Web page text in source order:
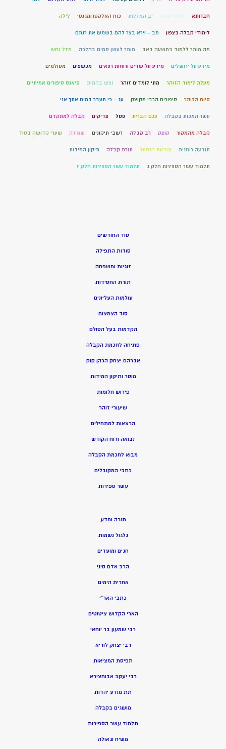
חברותא חומר וצורה יב המזלות כוח האלקטרומגנטי לילה
לימודי קבלה בצפון מב – וירא בצר להם בשמעו את רנתם
מה מותר ללמוד בתשעה באב מותר לעשן סמים בהלכה מזל נחש
מידע על ירושלים מידע על שדים ורוחות רפאים מכשפים מסולמים
מעלת לימוד הזוהר מתי לומדים זוהר נפש בהמית סיאנס סיפורים אמיתיים
סיום הזוהר סיפורים הרבי מקוצק עג – כי תעבר במים אתך אני
עשר המכות בקבלה פגם הברית פסל צדיקים קבלה למתקדם
קבלה מהמקור קוצק רב קבלה רשבי תיקונים שמירה שערי קדושה בסוד
תודעה רוחנית תודעת הנסתר תורת קבלה תיקון המידות
תלמוד עשר הספירות חלק ג תלמוד עשר הספירות חלק ז
סוד החודשים
סודות התפילה
זוגיות ומשפחה
תורת החסידות
עולמות העליונים
סוד הצמצום
הקדמות בעל הסולם
פתיחה לחכמת הקבלה
אברהם יצחק הכהן קוק
מוסר ותיקון המידות
פירוש חלומות
שיעורי זוהר
הרצאות למתחילים
נבואה ורוח הקודש
מבוא לחכמת הקבלה
כתבי המקובלים
עשר ספירות
תורה ומדע
גלגול נשמות
חגים ומועדים
הרב אדם סיני
אחרית הימים
כתבי האר”י
הארי הקדוש ציטוטים
רבי שמעון בר יוחאי
רבי יצחק לוריא
תפיסת המציאות
רבי יעקב אבוחצירא
תת מודע יהדות
מושגים בקבלה
תלמוד עשר הספירות
משיח וגאולה